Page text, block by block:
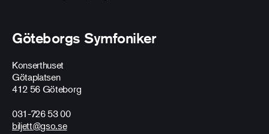
Göteborgs Symfoniker
Konserthuset
Götaplatsen
412 56 Göteborg
031-726 53 00
biljett@gso.se